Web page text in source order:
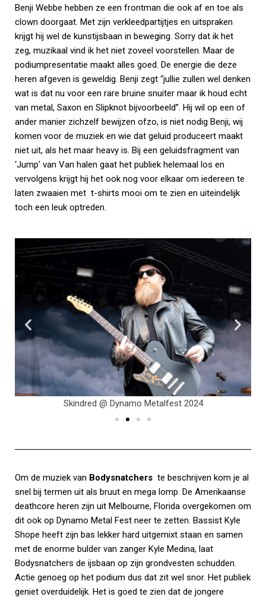
Benji Webbe hebben ze een frontman die ook af en toe als
clown doorgaat. Met zijn verkleedpartijtjes en uitspraken
krijgt hij wel de kunstijsbaan in beweging. Sorry dat ik het
zeg, muzikaal vind ik het niet zoveel voorstellen. Maar de
podiumpresentatie maakt alles goed. De energie die deze
heren afgeven is geweldig. Benji zegt “jullie zullen wel denken
wat is dat nu voor een rare bruine snuiter maar ik houd echt
van metal, Saxon en Slipknot bijvoorbeeld”. Hij wil op een of
ander manier zichzelf bewijzen ofzo, is niet nodig Benji, wij
komen voor de muziek en wie dat geluid produceert maakt
niet uit, als het maar heavy is. Bij een geluidsfragment van
‘Jump’ van Van halen gaat het publiek helemaal los en
vervolgens krijgt hij het ook nog voor elkaar om iedereen te
laten zwaaien met t-shirts mooi om te zien en uiteindelijk
toch een leuk optreden.
Skindred @ Dynamo Metalfest 2024
Om de muziek van Bodysnatchers te beschrijven kom je al
snel bij termen uit als bruut en mega lomp. De Amerikaanse
deathcore heren zijn uit Melbourne, Florida overgekomen om
dit ook op Dynamo Metal Fest neer te zetten. Bassist Kyle
Shope heeft zijn bas lekker hard uitgemixt staan en samen
met de enorme bulder van zanger Kyle Medina, laat
Bodysnatchers de ijsbaan op zijn grondvesten schudden.
Actie genoeg op het podium dus dat zit wel snor. Het publiek
geniet overduidelijk. Het is goed te zien dat de jongere